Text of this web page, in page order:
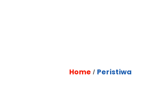
Home / Peristiwa